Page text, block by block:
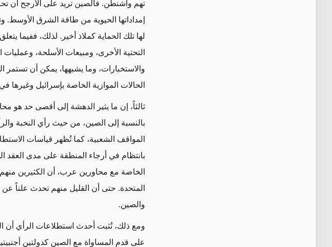
تهم واشنطن. فالصين تريد على الأرجح أن
إمداداتها الحيوية من طاقة الشرق الأوسط.
لها تلك الحماية كملاذ أخير. لذلك، ففيما
التحتية الأخرى، ومبيعات الأسلحة، وعمليات
والاستخبارات، وما يشبهها، يمكن أن تستمر
الحالات الموازية الخاصة بإسرائيل وغيرها
ثالثاً، إن ما يثير الدهشة إلى أقصى حد هو
بالنسبة إلى الصين، من حيث رأي النخبة
المواقف الشعبية، كما تُظهر قياسات
بانتظام في أرجاء المنطقة على مدى
الخاصة مع محاورين عرب، أن الكثيرين
المتحدة. حتى أن القليل منهم تحدث علناً
والصين.
ومع ذلك، تُثبت أحدث استطلاعات الرأي أن
على قدم المساواة مع الصين كدولتين